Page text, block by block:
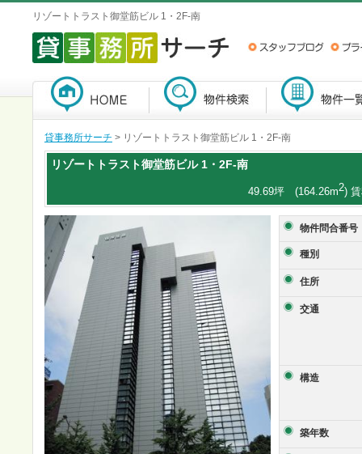
リゾートトラスト御堂筋ビル 1・2F-南
貸事務所サーチ > リゾートトラスト御堂筋ビル 1・2F-南
リゾートトラスト御堂筋ビル1・2F-南
49.69坪 (164.26m2)
物件問合番号
種別
住所
交通
構造
築年数